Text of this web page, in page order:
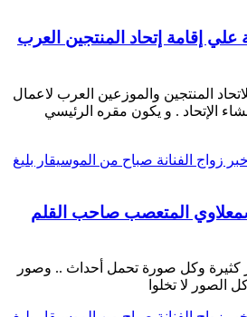
الموافقة علي إقامة إتحاد المنتجين العرب
المنتجين والموزعين العرب لاعمال
الإتحاد . و يكون مقره الرئيسي
المتعصب صاحب القلم
كثيرة وكل صورة تحمل أحداث .. وصور
لا تخلوا